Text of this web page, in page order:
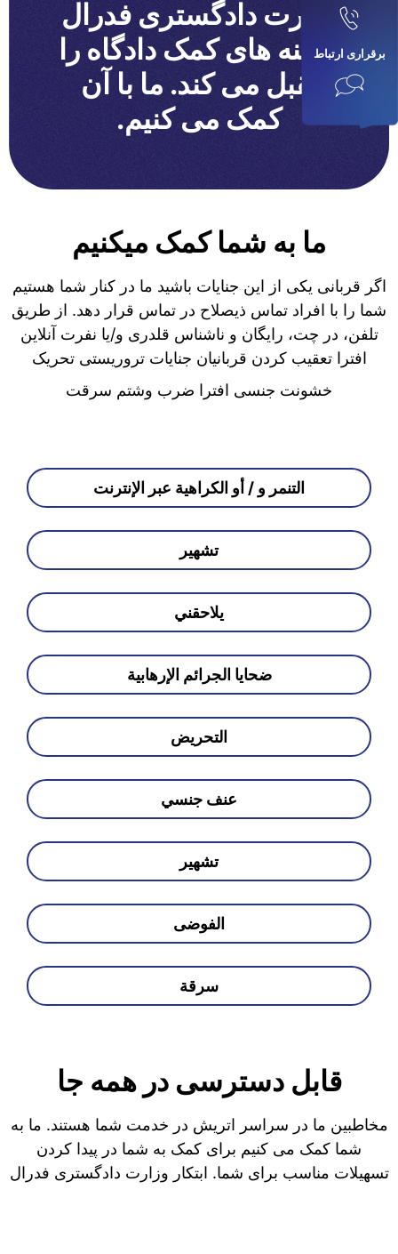
برقراری ارتباط
وزارت دادگستری فدرال
هزینه های کمک دادگاه را
تقبل می کند. ما با آن
کمک می کنیم.
ما به شما کمک میکنیم
اگر قربانی یکی از این جنایات باشید ما در کنار شما هستیم
شما را با افراد تماس ذیصلاح در تماس قرار دهد. از طریق
تلفن، در چت، رایگان و ناشناس قلدری و/یا نفرت آنلاین
افترا تعقیب کردن قربانیان جنایات تروریستی تحریک
خشونت جنسی افترا ضرب وشتم سرقت
التنمر و / أو الكراهية عبر الإنترنت
تشهير
يلاحقني
ضحايا الجرائم الإرهابية
التحريض
عنف جنسي
تشهير
الفوضى
سرقة
قابل دسترسی در همه جا
مخاطبین ما در سراسر اتریش در خدمت شما هستند. ما به
شما کمک می کنیم برای کمک به شما در پیدا کردن
تسهیلات مناسب برای شما. ابتکار وزارت دادگستری فدرال